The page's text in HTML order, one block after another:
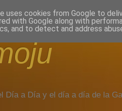
Día a Día y el día a día de la
uses cookies from Google to
with Google along with
and to detect and address